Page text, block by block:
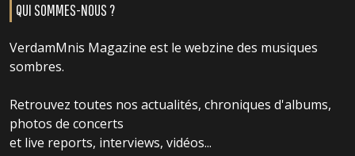
QUI SOMMES-NOUS ?
VerdamMnis Magazine est le webzine des musiques
sombres.
Retrouvez toutes nos actualités, chroniques d'albums,
photos de concerts
et live reports, interviews, vidéos...